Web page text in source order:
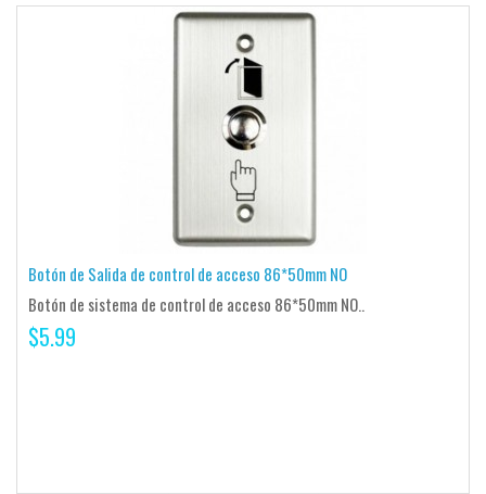
Botón de Salida de control de acceso 86*50mm NO
Botón de sistema de control de acceso 86*50mm NO..
$5.99